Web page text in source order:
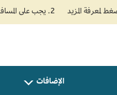
2. يجب على المسافرين المتجهين إلى الهند تعبئة نموذج الإقرار الصحي الذاتي (Air Suvidha) الإلزامي قبل موعد الوصول بـ 24 ساعة على الأقل. اضغط هنا للدخول إلى بوابة Air Suvidha.
الإضافات